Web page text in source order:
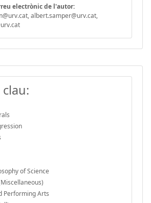
electrònic de l'autor:
albert.samper@urv.cat,
of Science
Performing Arts